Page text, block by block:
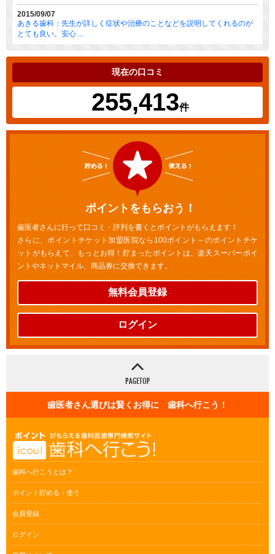
2015/09/07
あきる歯科：先生が詳しく症状や治療のことなどを説明してくれるのが
とても良い。安心 ...
現在の口コミ
255,413件
ポイントをもらおう！
歯医者さんに行って口コミ・評判を書くとポイントがもらえます！
さらに、ポイントチケット加盟医院なら100ポイント～のポイントチケ
ットがもらえて、もっとお得！貯まったポイントは、楽天スーパーポイ
ントやネットマイル、商品券に交換できます。
無料会員登録
ログイン
歯医者さん選びは賢くお得に 歯科へ行こう！
歯科へ行こうとは？
ポイント貯める・使う
会員登録
ログイン